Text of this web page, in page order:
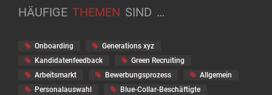
HÄUFIGE THEMEN SIND …
Onboarding
Generations xyz
Kandidatenfeedback
Green Recruiting
Arbeitsmarkt
Bewerbungsprozess
Allgemein
Personalauswahl
Blue-Collar-Beschäftigte